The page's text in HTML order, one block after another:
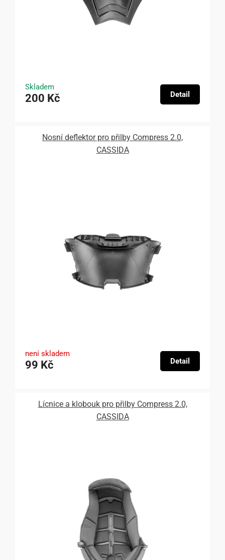
Skladem
200 Kč Detail
Nosní deflektor pro přilby Compress 2.0,
CASSIDA
není skladem
99 Kč Detail
Lícnice a klobouk pro přilby Compress 2.0,
CASSIDA